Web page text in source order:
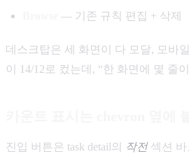
— 기존 규칙 편집 + 삭제
데스크탑은 세 화면이 다 모달, 모바
이 14/12로 컸는데, “한 화면에 몇 줄
진입 버튼은 task detail의 작전섹션 바